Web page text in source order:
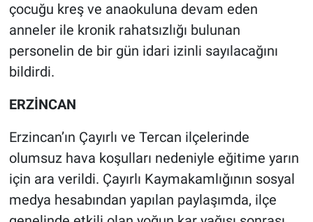
çocuğu kreş ve anaokuluna devam eden
anneler ile kronik rahatsızlığı bulunan
personelin de bir gün idari izinli sayılacağını
bildirdi.
ERZİNCAN
Erzincan’ın Çayırlı ve Tercan ilçelerinde
olumsuz hava koşulları nedeniyle eğitime yarın
için ara verildi. Çayırlı Kaymakamlığının sosyal
medya hesabından yapılan paylaşımda, ilçe